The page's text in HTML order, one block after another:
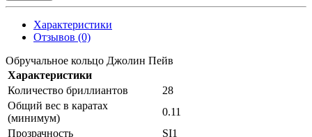
Характеристики
Отзывов (0)
Обручальное кольцо Джолин Пейв
Характеристики
Количество бриллиантов
28
Общий вес в каратах
(минимум)
0.11
Прозрачность
SI1